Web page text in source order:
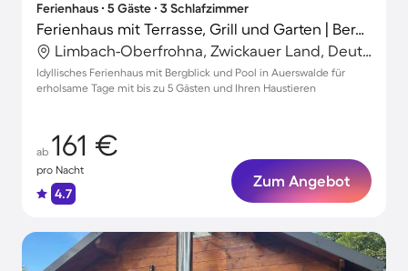
Ferienhaus ∙ 5 Gäste ∙ 3 Schlafzimmer
Ferienhaus mit Terrasse, Grill und Garten | Bergblick
Limbach-Oberfrohna, Zwickauer Land, Deutschland
Idyllisches Ferienhaus mit Bergblick und Pool in Auerswalde für
erholsame Tage mit bis zu 5 Gästen und Ihren Haustieren
ab 161 €
pro Nacht
4.7
Zum Angebot